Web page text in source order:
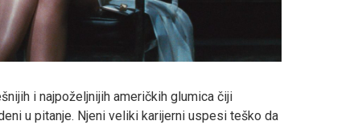
i najpoželjnijih američkih glumica čiji
u pitanje. Njeni veliki karijerni uspesi teško da